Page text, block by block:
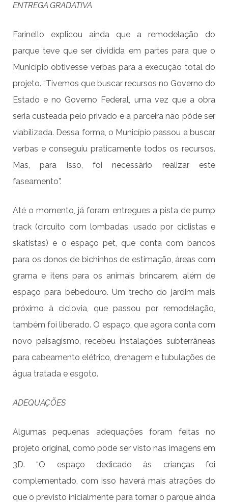
ENTREGA GRADATIVA
Farinello explicou ainda que a remodelação do
parque teve que ser dividida em partes para que o
Município obtivesse verbas para a execução total do
projeto. “Tivemos que buscar recursos no Governo do
Estado e no Governo Federal, uma vez que a obra
seria custeada pelo privado e a parceira não pôde ser
viabilizada. Dessa forma, o Município passou a buscar
verbas e conseguiu praticamente todos os recursos.
Mas, para isso, foi necessário realizar este
faseamento”.
Até o momento, já foram entregues a pista de pump
track (circuito com lombadas, usado por ciclistas e
skatistas) e o espaço pet, que conta com bancos
para os donos de bichinhos de estimação, áreas com
grama e itens para os animais brincarem, além de
espaço para bebedouro. Um trecho do jardim mais
próximo à ciclovia, que passou por remodelação,
também foi liberado. O espaço, que agora conta com
novo paisagismo, recebeu instalações subterrâneas
para cabeamento elétrico, drenagem e tubulações de
água tratada e esgoto.
ADEQUAÇÕES
Algumas pequenas adequações foram feitas no
projeto original, como pode ser visto nas imagens em
3D. “O espaço dedicado às crianças foi
complementado, com isso haverá mais atrações do
que o previsto inicialmente para tornar o parque ainda